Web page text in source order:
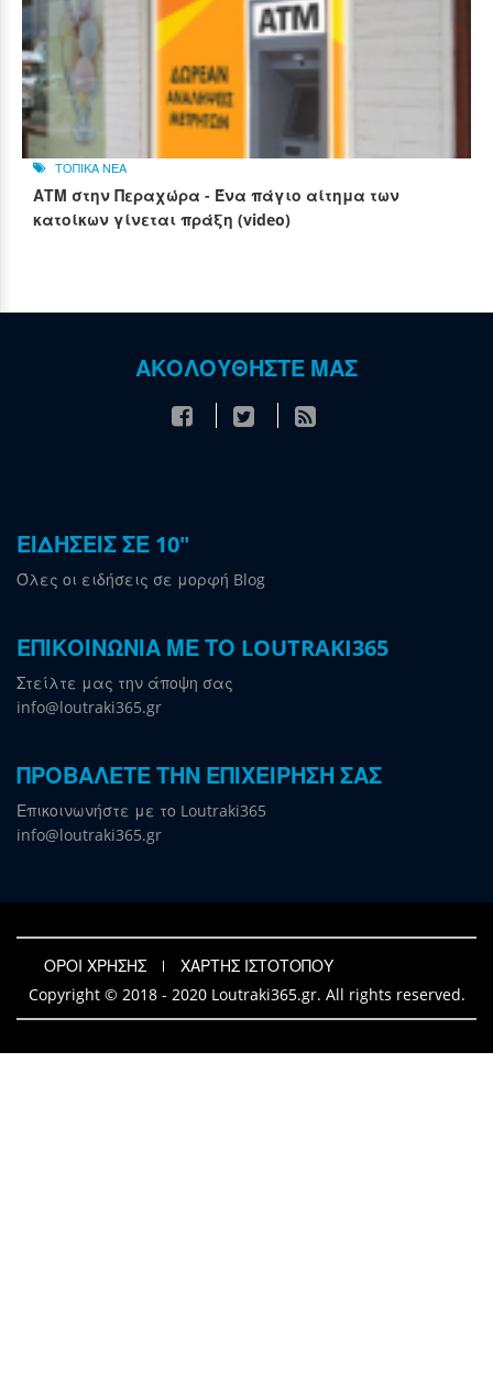
ΤΟΠΙΚΑ ΝΕΑ
ΑΤΜ στην Περαχώρα - Ένα πάγιο αίτημα των
κατοίκων γίνεται πράξη (video)
ΑΚΟΛΟΥΘΗΣΤΕ ΜΑΣ
ΕΙΔΗΣΕΙΣ ΣΕ 10"
Όλες οι ειδήσεις σε μορφή Blog
ΕΠΙΚΟΙΝΩΝΙΑ ΜΕ ΤΟ LOUTRAKI365
Στείλτε μας την άποψη σας
info@loutraki365.gr
ΠΡΟΒΑΛΕΤΕ ΤΗΝ ΕΠΙΧΕΙΡΗΣΗ ΣΑΣ
Επικοινωνήστε με το Loutraki365
info@loutraki365.gr
ΟΡΟΙ ΧΡΗΣΗΣ
ΧΑΡΤΗΣ ΙΣΤΟΤΟΠΟΥ
Copyright © 2018 - 2020 Loutraki365.gr. All rights reserved.